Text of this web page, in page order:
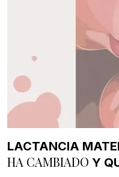
LACTANCIA
HA CAMBIADO Y